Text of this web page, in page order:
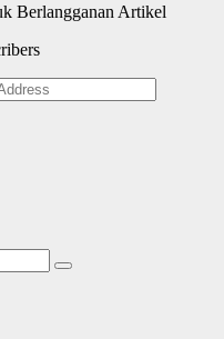
Berlangganan Artikel